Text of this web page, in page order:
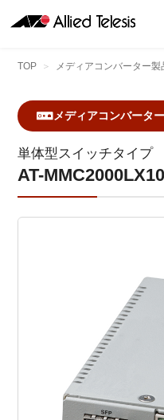
TOP メディアコンバーター製
単体型スイッチタイプ
AT-
メディアコンバーター